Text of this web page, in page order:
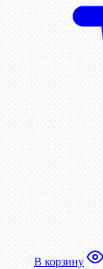
В корзину